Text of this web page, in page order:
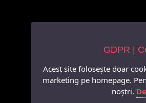
GDPR |
Acest site folosește doar
marketing pe homepage.
noștri.